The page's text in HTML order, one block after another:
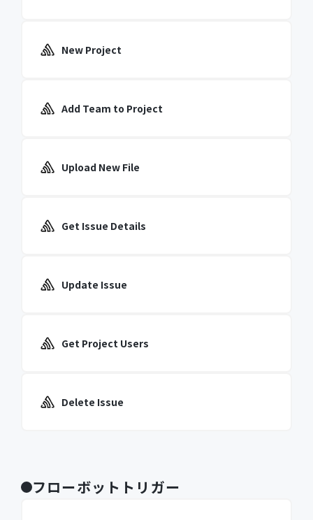
New Project
Add Team to Project
Upload New File
Get Issue Details
Update Issue
Get Project Users
Delete Issue
フローボットトリガー